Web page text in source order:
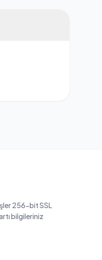
256-bit SSL
bilgileriniz